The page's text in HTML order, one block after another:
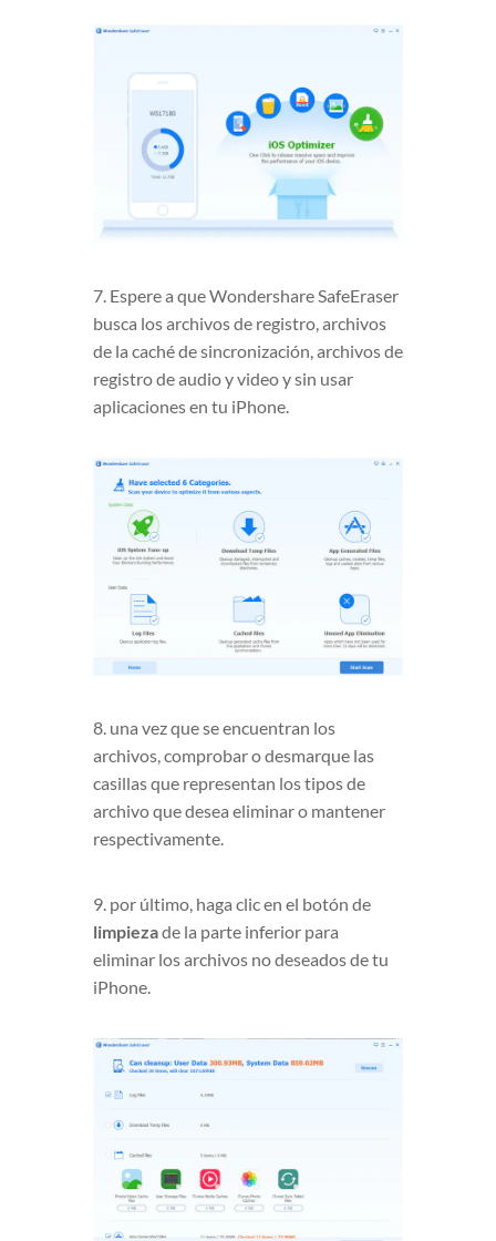
7. Espere a que Wondershare SafeEraser
busca los archivos de registro, archivos
de la caché de sincronización, archivos de
registro de audio y video y sin usar
aplicaciones en tu iPhone.
8. una vez que se encuentran los
archivos, comprobar o desmarque las
casillas que representan los tipos de
archivo que desea eliminar o mantener
respectivamente.
9. por último, haga clic en el botón de
limpiezade la parte inferior para
eliminar los archivos no deseados de tu
iPhone.